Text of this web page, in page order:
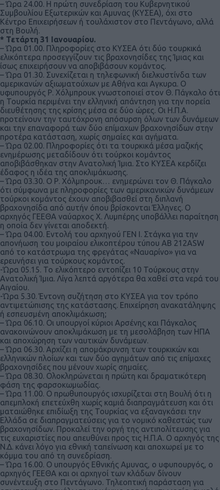
– Ώρα 24.00. Η πρώτη συνεδρίαση του Κυβερνητικού
Συμβουλίου Εξωτερικών και Αμυνας (ΚΥΣΕΑ), όχι στο
Κέντρο Επιχειρήσεων ή τουλάχιστον στο Πεντάγωνο, αλλά
στη Βουλή.
* Τετάρτη 31 Ιανουαρίου.
– Ώρα 01.00. Πληροφορίες στο ΚΥΣΕΑ ότι δύο τουρκικά
ελικόπτερα προσεγγίζουν τις βραχονησίδες της Ίμιας και
ίσως επιχειρήσουν να αποβιβάσουν κομάντος.
– Ώρα 01.30. Συνεχίζεται η τηλεφωνική διελκυστίνδα των
αμερικανών αξιωματούχων με Αθήνα και Αγκυρα. Ο
υφυπουργός Ρ. Χόλμπρουκ γνωστοποιεί στον Θ. Πάγκαλο ότι
η Τουρκία περιμένει την ελληνική απάντηση για την πορεία
διευθέτησης της κρίσης μέσα σε δύο ώρες. Οι Η.Π.Α.
προτείνουν την ταυτόχρονη απόσυρση όλων των δυνάμεων
και την επαναφορά των δύο επίμαχων βραχονησίδων στην
προτέρα κατάσταση, χωρίς σημαίες και αγήματα.
– Ώρα 02.00. Πληροφορίες ότι τα τουρκικά μέσα μαζικής
ενημέρωσης μεταδίδουν ότι τούρκοι κομάντος
αποβιβάσθηκαν στην Ανατολική Ίμια. Στο ΚΥΣΕΑ κερδίζει
έδαφος η ιδέα της αποκλιμάκωσης.
– Ώρα 03.30. Ο Ρ. Χόλμπρουκ… ενημερώνει τον Θ. Πάγκαλο
ότι σύμφωνα με πληροφορίες των αμερικανικών δυνάμεων
τούρκοι κομάντος έχουν αποβιβασθεί στη διπλανή
βραχονησίδα από αυτήν όπου βρίσκονται Έλληνες. Ο
αρχηγός ΓΕΕΘΑ ναύαρχος Χ. Λυμπέρης υποβάλλει παραίτηση
η οποία δεν γίνεται αποδεκτή.
– Ώρα 04.00. Εντολή του αρχηγού ΓΕΝ Ι. Στάγκα για την
απονήωση του μοιραίου ελικοπτέρου τύπου ΑΒ 212ΑSW
από το κατάστρωμα της φρεγάτας «Ναυαρίνο» για να
ερευνήσει για τούρκους κομάντος.
-Ώρα 05.15. Το ελικόπτερο εντοπίζει 10 Τούρκους στην
Ανατολική Ίμια. Λίγα λεπτά αργότερα θα χαθεί στα νερά του
Αιγαίου.
-Ώρα 5.30. Έντονη συζήτηση στο ΚΥΣΕΑ για τον τρόπο
αντιμετώπισης της κατάστασης. Επιχείρηση ανακατάληψης
ή εσπευσμένη αποκλιμάκωση;
– Ώρα 06.10. Οι υπουργοί κύριοι Αρσένης και Πάγκαλος
ανακοινώνουν αποκλιμάκωση με τη μεσολάβηση των ΗΠΑ
και αποχώρηση των ναυτικών δυνάμεων.
– Ώρα 06.30. Αρχίζει η απομάκρυνση των τουρκικών και
ελληνικών πλοίων και των δύο αγημάτων από τις επίμαχες
βραχονησίδες που μένουν χωρίς σημαίες.
– Ώρα 08.30. Ολοκληρώνεται η πρώτη και δραματικότερη
φάση της φαρσοκωμωδίας.
– Ώρα 11.00. Ο πρωθυπουργός ισχυρίζεται στη Βουλή ότι η
απεμπλοκή επετεύχθη χωρίς καμιά διαπραγμάτευση και ότι
ματαιώθηκε επιδίωξη της Τουρκίας να εξαναγκάσει την
Ελλάδα σε διαπραγματεύσεις για το νομικό καθεστώς των
βραχονησίδων. Προκαλεί την οργή της αντιπολίτευσης για
τις ευχαριστίες που απευθύνει προς τις Η.Π.Α. Ο αρχηγός της
Ν.Δ. κάνει λόγο για εθνική ταπείνωση και αποχωρεί με το
κόμμα του από τη συνεδρίαση.
– Ώρα 16.00. Ο υπουργός Εθνικής Αμυνας, ο υφυπουργός, ο
αρχηγός ΓΕΕΘΑ και οι αρχηγοί των κλάδων δίνουν
συνέντευξη στο Πεντάγωνο. Τηλεοπτική παράσταση για